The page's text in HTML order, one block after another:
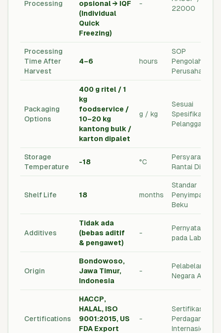
Processing
opsional → IQF
(Individual
Quick
Freezing)
-
22000
Processing
Time After
Harvest
4–6 hours
SOP
Pengolahan
Perusahaan
Packaging
Options
400 g ritel / 1
kg
foodservice /
10–20 kg
kantong bulk /
karton dipalet
g / kg
Sesuai
Spesifikasi
Pelanggan
Storage
Temperature
-18 °C
Persyaratan
Rantai Dingin
Shelf Life 18 months
Standar
Penyimpanan
Beku
Additives
Tidak ada
(bebas aditif
& pengawet)
-
Pernyataan
pada Label
Origin
Bondowoso,
Jawa Timur,
Indonesia
-
Pelabelan
Negara Asal
Certifications
HACCP,
HALAL, ISO
9001:2015, US
FDA Export
-
Sertifikasi
Perdagangan
Internasional